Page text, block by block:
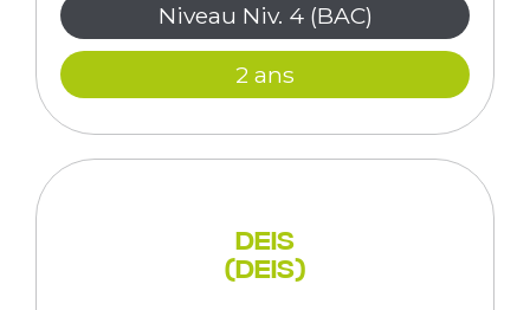
Niveau Niv. 4 (BAC)
2 ans
DEIS
(DEIS)